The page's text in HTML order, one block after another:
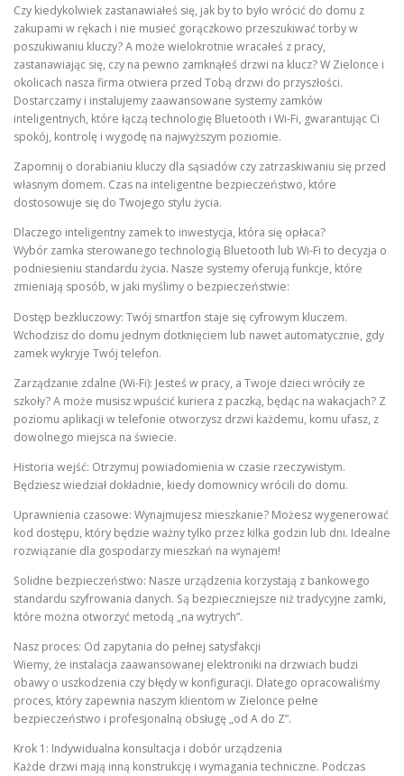
Czy kiedykolwiek zastanawiałeś się, jak by to było wrócić do domu z
zakupami w rękach i nie musieć gorączkowo przeszukiwać torby w
poszukiwaniu kluczy? A może wielokrotnie wracałeś z pracy,
zastanawiając się, czy na pewno zamknąłeś drzwi na klucz? W Zielonce i
okolicach nasza firma otwiera przed Tobą drzwi do przyszłości.
Dostarczamy i instalujemy zaawansowane systemy zamków
inteligentnych, które łączą technologię Bluetooth i Wi-Fi, gwarantując Ci
spokój, kontrolę i wygodę na najwyższym poziomie.
Zapomnij o dorabianiu kluczy dla sąsiadów czy zatrzaskiwaniu się przed
własnym domem. Czas na inteligentne bezpieczeństwo, które
dostosowuje się do Twojego stylu życia.
Dlaczego inteligentny zamek to inwestycja, która się opłaca?
Wybór zamka sterowanego technologią Bluetooth lub Wi-Fi to decyzja o
podniesieniu standardu życia. Nasze systemy oferują funkcje, które
zmieniają sposób, w jaki myślimy o bezpieczeństwie:
Dostęp bezkluczowy: Twój smartfon staje się cyfrowym kluczem.
Wchodzisz do domu jednym dotknięciem lub nawet automatycznie, gdy
zamek wykryje Twój telefon.
Zarządzanie zdalne (Wi-Fi): Jesteś w pracy, a Twoje dzieci wróciły ze
szkoły? A może musisz wpuścić kuriera z paczką, będąc na wakacjach? Z
poziomu aplikacji w telefonie otworzysz drzwi każdemu, komu ufasz, z
dowolnego miejsca na świecie.
Historia wejść: Otrzymuj powiadomienia w czasie rzeczywistym.
Będziesz wiedział dokładnie, kiedy domownicy wrócili do domu.
Uprawnienia czasowe: Wynajmujesz mieszkanie? Możesz wygenerować
kod dostępu, który będzie ważny tylko przez kilka godzin lub dni. Idealne
rozwiązanie dla gospodarzy mieszkań na wynajem!
Solidne bezpieczeństwo: Nasze urządzenia korzystają z bankowego
standardu szyfrowania danych. Są bezpieczniejsze niż tradycyjne zamki,
które można otworzyć metodą „na wytrych”.
Nasz proces: Od zapytania do pełnej satysfakcji
Wiemy, że instalacja zaawansowanej elektroniki na drzwiach budzi
obawy o uszkodzenia czy błędy w konfiguracji. Dlatego opracowaliśmy
proces, który zapewnia naszym klientom w Zielonce pełne
bezpieczeństwo i profesjonalną obsługę „od A do Z”.
Krok 1: Indywidualna konsultacja i dobór urządzenia
Każde drzwi mają inną konstrukcję i wymagania techniczne. Podczas